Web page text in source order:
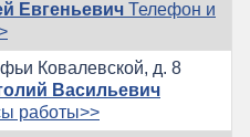
Евгеньевич Телефон и
Ковалевской, д. 8
Васильевич
работы>>